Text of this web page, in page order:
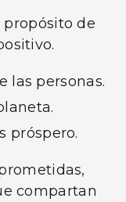
propósito de
las personas.
próspero.
compartan